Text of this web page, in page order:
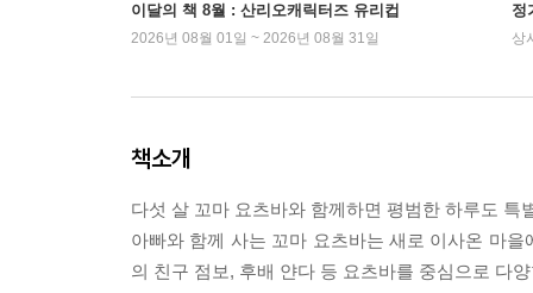
이달의 책 8월 : 산리오캐릭터즈 유리컵
2026년 08월 01일 ~ 2026년 08월 31일
정
상
책소개
다섯 살 꼬마 요츠바와 함께하면 평범한 하루도 특
아빠와 함께 사는 꼬마 요츠바는 새로 이사온 마
의 친구 점보, 후배 얀다 등 요츠바를 중심으로 다